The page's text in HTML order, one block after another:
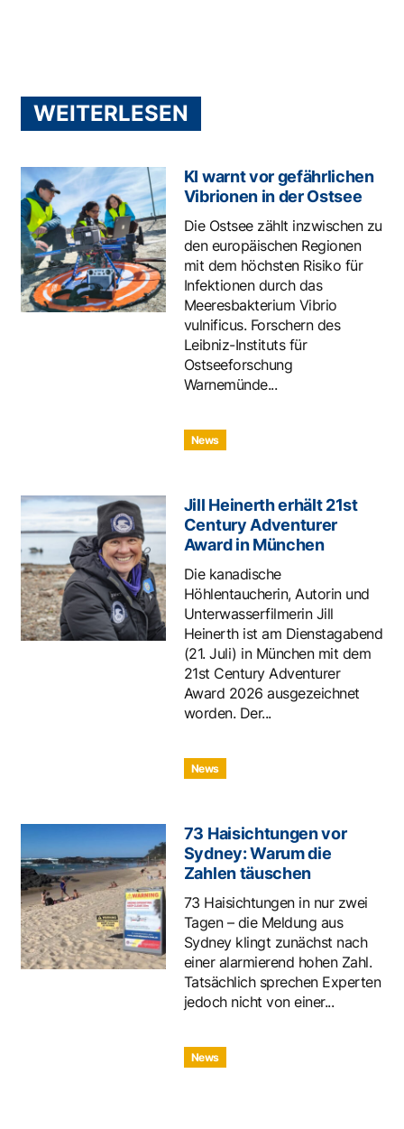
WEITERLESEN
KI warnt vor gefährlichen
Vibrionen in der Ostsee
Die Ostsee zählt inzwischen zu
den europäischen Regionen
mit dem höchsten Risiko für
Infektionen durch das
Meeresbakterium Vibrio
vulnificus. Forschern des
Leibniz-Instituts für
Ostseeforschung
Warnemünde...
News
Jill Heinerth erhält 21st
Century Adventurer
Award in München
Die kanadische
Höhlentaucherin, Autorin und
Unterwasserfilmerin Jill
Heinerth ist am Dienstagabend
(21. Juli) in München mit dem
21st Century Adventurer
Award 2026 ausgezeichnet
worden. Der...
News
73 Haisichtungen vor
Sydney: Warum die
Zahlen täuschen
73 Haisichtungen in nur zwei
Tagen – die Meldung aus
Sydney klingt zunächst nach
einer alarmierend hohen Zahl.
Tatsächlich sprechen Experten
jedoch nicht von einer...
News